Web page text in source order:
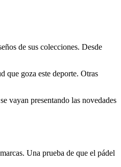
de sus colecciones. Desde
que goza este deporte. Otras
vayan presentando las novedades
Una prueba de que el pádel